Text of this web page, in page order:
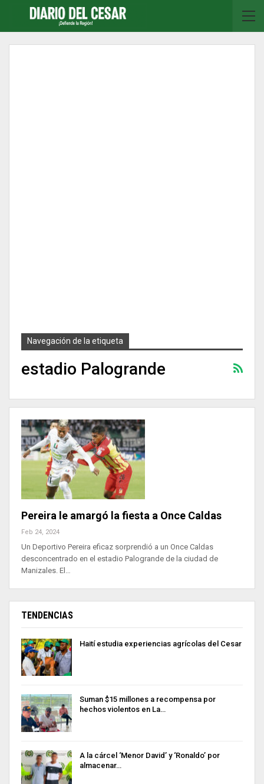
Navegación de la etiqueta
estadio Palogrande
Pereira le amargó la fiesta a Once Caldas
Feb 24, 2024
Un Deportivo Pereira eficaz sorprendió a un Once Caldas
desconcentrado en el estadio Palogrande de la ciudad de
Manizales. El…
TENDENCIAS
Haití estudia experiencias agrícolas del Cesar
Suman $15 millones a recompensa por
hechos violentos en La…
A la cárcel ‘Menor David’ y ‘Ronaldo’ por
almacenar…